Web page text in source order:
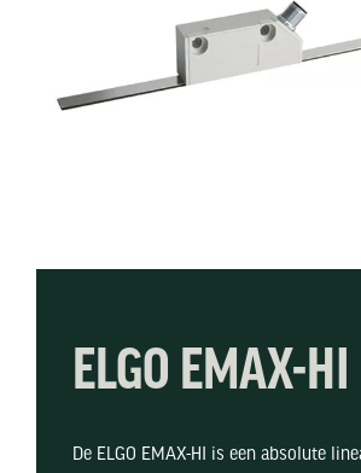
ELGO EMAX-HI
De ELGO EMAX-HI is een absolute